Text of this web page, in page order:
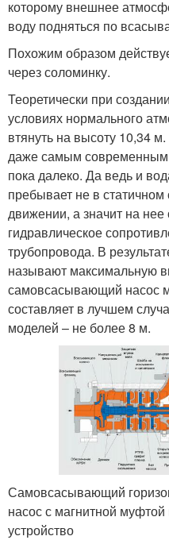
которому внешнее
воду подняться по
Похожим образом
через соломинку.
Теоретически при
условиях нормального
втянуть на высоту 10,34
даже самым
пока далеко. Да ведь и
пребывает не в
движении, а значит на
гидравлическое
трубопровода. В
называют максимальную
самовсасывающий насос
составляет в лучшем
моделей – не более 8 м.
Самовсасывающий
насос с магнитной
устройство